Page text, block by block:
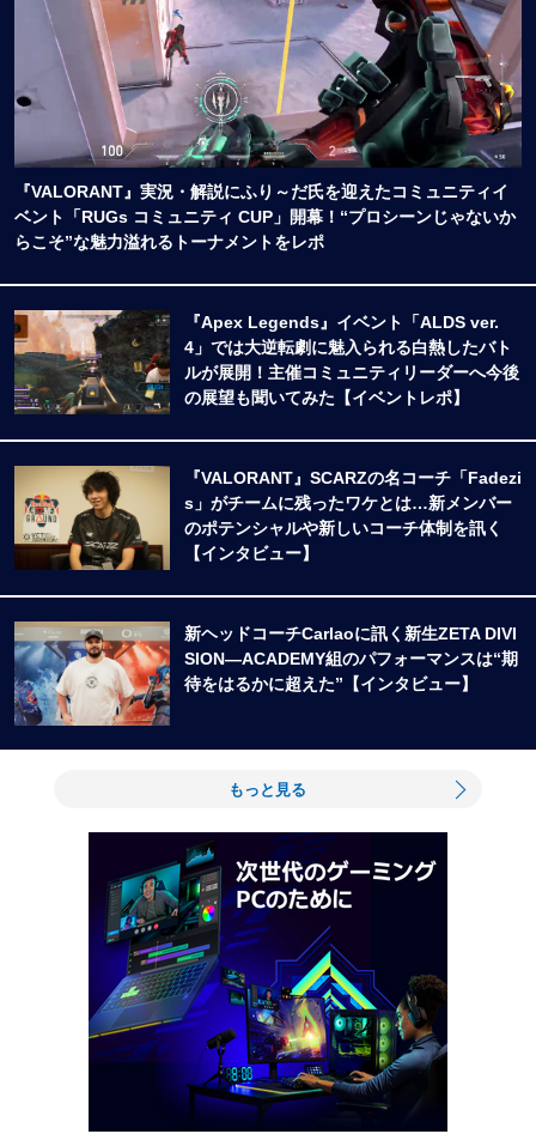
『VALORANT』実況・解説にふり～だ氏を迎えたコミュニティイ
ベント「RUGs コミュニティ CUP」開幕！“プロシーンじゃないか
らこそ”な魅力溢れるトーナメントをレポ
『Apex Legends』イベント「ALDS ver.
4」では大逆転劇に魅入られる白熱したバト
ルが展開！主催コミュニティリーダーへ今後
の展望も聞いてみた【イベントレポ】
『VALORANT』SCARZの名コーチ「Fadezi
s」がチームに残ったワケとは…新メンバー
のポテンシャルや新しいコーチ体制を訊く
【インタビュー】
新ヘッドコーチCarlaoに訊く新生ZETA DIVI
SION―ACADEMY組のパフォーマンスは“期
待をはるかに超えた”【インタビュー】
もっと見る